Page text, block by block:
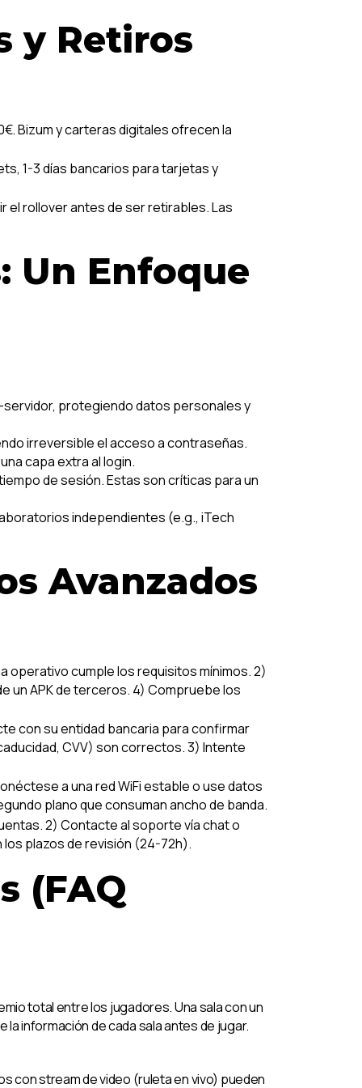
y Retiros
Bizum y carteras digitales ofrecen la
1-3 días bancarios para tarjetas y
el rollover antes de ser retirables. Las
Un Enfoque
protegiendo datos personales y
irreversible el acceso a contraseñas.
capa extra al login.
de sesión. Estas son críticas para un
independientes (e.g., iTech
Avanzados
operativo cumple los requisitos mínimos. 2)
un APK de terceros. 4) Compruebe los
con su entidad bancaria para confirmar
CVV) son correctos. 3) Intente
a una red WiFi estable o use datos
plano que consuman ancho de banda.
2) Contacte al soporte vía chat o
plazos de revisión (24-72h).
(FAQ
total entre los jugadores. Una sala con un
información de cada sala antes de jugar.
con stream de video (ruleta en vivo) pueden